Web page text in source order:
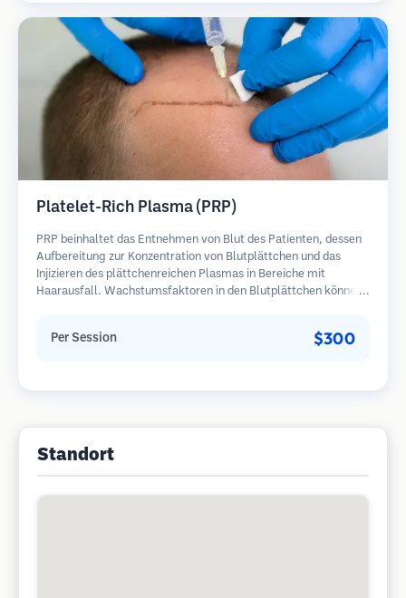
Platelet-Rich Plasma (PRP)
PRP beinhaltet das Entnehmen von Blut des Patienten, dessen
Aufbereitung zur Konzentration von Blutplättchen und das
Injizieren des plättchenreichen Plasmas in Bereiche mit
Haarausfall. Wachstumsfaktoren in den Blutplättchen können
mehrere Sitzungen erforderlich.
Per Session $300
Standort